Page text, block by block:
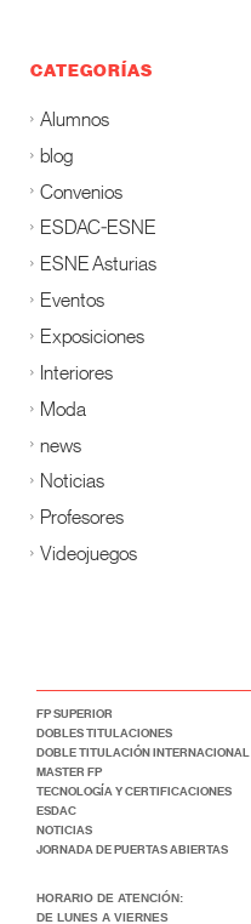
CATEGORÍAS
Alumnos
blog
Convenios
ESDAC-ESNE
ESNE Asturias
Eventos
Exposiciones
Interiores
Moda
news
Noticias
Profesores
Videojuegos
FP SUPERIOR
DOBLES TITULACIONES
DOBLE TITULACIÓN INTERNACIONAL
MASTER FP
TECNOLOGÍA Y CERTIFICACIONES
ESDAC
NOTICIAS
JORNADA DE PUERTAS ABIERTAS
HORARIO DE ATENCIÓN:
DE LUNES A VIERNES